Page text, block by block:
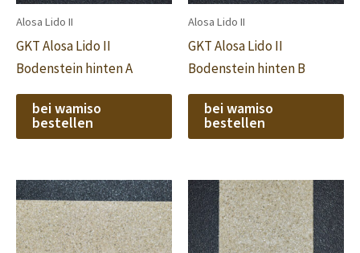
Alosa Lido II
GKT Alosa Lido II
Bodenstein hinten A
bei wamiso
bestellen
Alosa Lido II
GKT Alosa Lido II
Bodenstein hinten B
bei wamiso
bestellen